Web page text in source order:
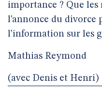
importance ? Que les
l’annonce du
l’information sur les
Mathias Reymond
(avec Denis et Henri)